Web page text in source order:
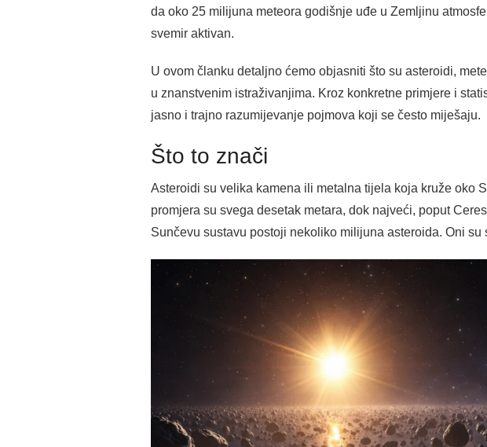
da oko 25 milijuna meteora godišnje uđe u Zemljinu
svemir aktivan.
U ovom članku detaljno ćemo objasniti što su asteroidi,
u znanstvenim istraživanjima. Kroz konkretne primjere i
jasno i trajno razumijevanje pojmova koji se često miješaju.
Što to znači
Asteroidi su velika kamena ili metalna tijela koja kruže oko
promjera su svega desetak metara, dok najveći, poput
Sunčevu sustavu postoji nekoliko milijuna asteroida. Oni su